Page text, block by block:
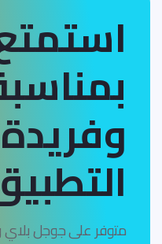
وفريدة
متوفر على جوجل بلاي